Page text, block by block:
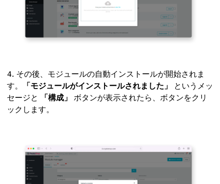
その後、モジュールの自動インストールが開始されま
す。
「モジュールがインストールされました」
というメッ
セージと
「構成」
ボタンが表示されたら、ボタンをクリ
ックします。